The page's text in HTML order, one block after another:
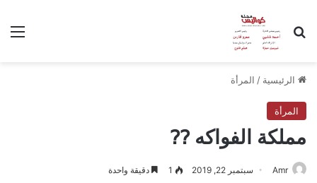
بحث عن
الرئيسية / المرأة
المرأة
مملكة الفواكه ??
Amr سبتمبر 22, 2019 1 دقيقة واحدة